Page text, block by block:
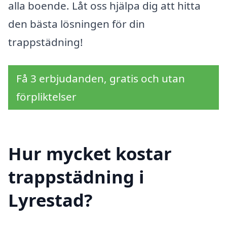
alla boende. Låt oss hjälpa dig att hitta
den bästa lösningen för din
trappstädning!
Få 3 erbjudanden, gratis och utan
förpliktelser
Hur mycket kostar
trappstädning i
Lyrestad?